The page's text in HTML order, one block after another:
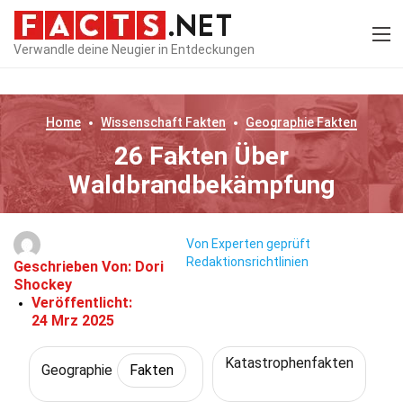
Verwandle deine Neugier in Entdeckungen
Home Wissenschaft Fakten GeographieFakten
26 Fakten Über
Waldbrandbekämpfung
Geschrieben Von: Dori
Shockey
Veröffentlicht:
24 Mrz 2025
Von Experten geprüft
Redaktionsrichtlinien
Geographie Fakten Katastrophenfakten